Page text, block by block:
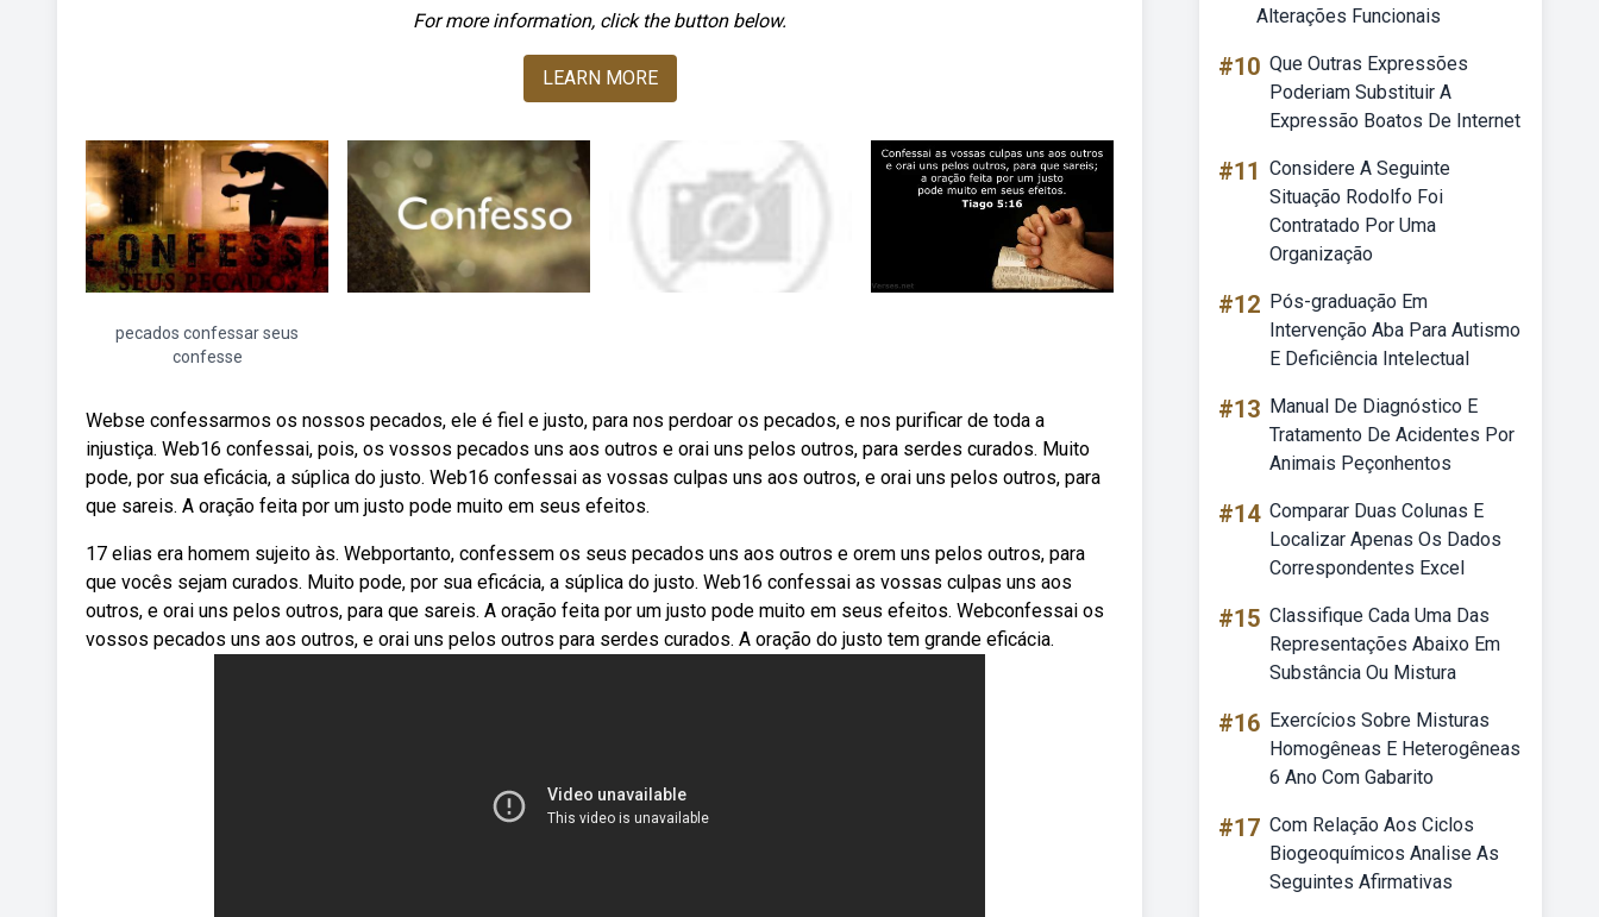
For more information, click the button below.
LEARN MORE
pecados confessar seus
confesse
Webse confessarmos os nossos pecados, ele é fiel e justo, para nos perdoar os pecados, e nos purificar de toda a
injustiça. Web16 confessai, pois, os vossos pecados uns aos outros e orai uns pelos outros, para serdes curados. Muito
pode, por sua eficácia, a súplica do justo. Web16 confessai as vossas culpas uns aos outros, e orai uns pelos outros, para
que sareis. A oração feita por um justo pode muito em seus efeitos.
17 elias era homem sujeito às. Webportanto, confessem os seus pecados uns aos outros e orem uns pelos outros, para
que vocês sejam curados. Muito pode, por sua eficácia, a súplica do justo. Web16 confessai as vossas culpas uns aos
outros, e orai uns pelos outros, para que sareis. A oração feita por um justo pode muito em seus efeitos. Webconfessai os
vossos pecados uns aos outros, e orai uns pelos outros para serdes curados. A oração do justo tem grande eficácia.
Alterações Funcionais
#10 Que Outras Expressões
Poderiam Substituir A
Expressão Boatos De Internet
#11 Considere A Seguinte
Situação Rodolfo Foi
Contratado Por Uma
Organização
#12 Pós-graduação Em
Intervenção Aba Para Autismo
E Deficiência Intelectual
#13 Manual De Diagnóstico E
Tratamento De Acidentes Por
Animais Peçonhentos
#14 Comparar Duas Colunas E
Localizar Apenas Os Dados
Correspondentes Excel
#15 Classifique Cada Uma Das
Representações Abaixo Em
Substância Ou Mistura
#16 Exercícios Sobre Misturas
Homogêneas E Heterogêneas
6 Ano Com Gabarito
#17 Com Relação Aos Ciclos
Biogeoquímicos Analise As
Seguintes Afirmativas